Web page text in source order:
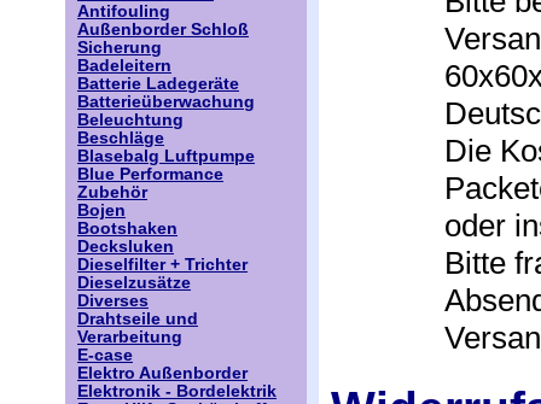
Antifouling
Außenborder Schloß
Sicherung
Badeleitern
Batterie Ladegeräte
Batterieüberwachung
Beleuchtung
Beschläge
Blasebalg Luftpumpe
Blue Performance
Zubehör
Bojen
Bootshaken
Decksluken
Dieselfilter + Trichter
Dieselzusätze
Diverses
Drahtseile und
Verarbeitung
E-case
Elektro Außenborder
Elektronik - Bordelektrik
Die
oder
Bitte